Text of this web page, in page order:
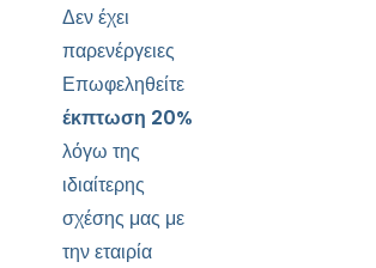
Δεν έχει
παρενέργειες
Επωφεληθείτε
έκπτωση 20%
λόγω της
ιδιαίτερης
σχέσης μας με
την εταιρία